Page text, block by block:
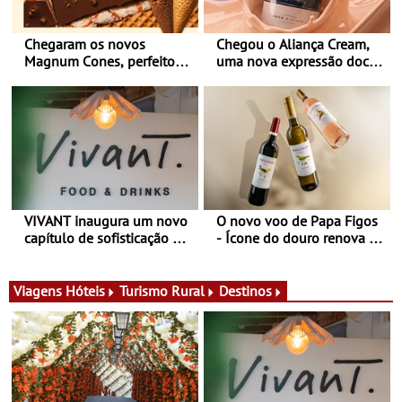
Chegaram os novos
Magnum Cones, perfeitos
Chegou o Aliança Cream,
uma nova expressão doce
VIVANT inaugura um novo
capítulo de sofisticação no
na Quinta do Lago com
uma experiência que une
gastronomia mediterrânica,
cocktails de assinatura e
música
O novo voo de Papa Figos
- Ícone do douro renova a
líder
Viagens Hóteis Turismo Rural Destinos